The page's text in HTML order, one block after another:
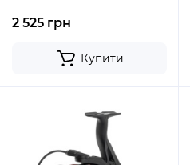
2 525 грн
Купити